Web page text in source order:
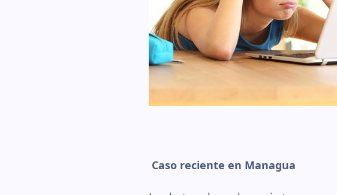
Caso reciente en Managua